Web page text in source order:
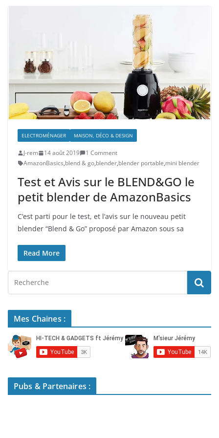
ELECTROMÉNAGER MAISON, DÉCO & DESIGN
J-rem 14 août 2019
1 Comment
AmazonBasics,blend & go,blender,blender portable,mini blender
Test et Avis sur le BLEND&GO le
petit blender de AmazonBasics
C’est parti pour le test, et l’avis sur le nouveau petit
blender “Blend & Go” proposé par Amazon sous sa
Read More
Mes Chaines :
Pubs & Partenaires :